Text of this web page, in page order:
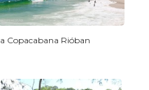
a Copacabana Rióban